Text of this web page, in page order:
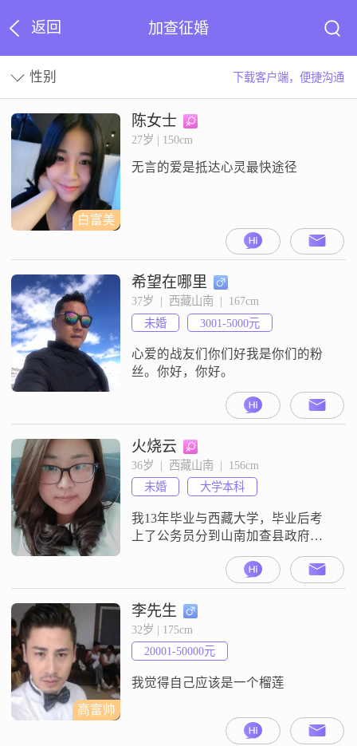
返回 加查征婚
性别 下载客户端，便捷沟通
白富美
陈女士
27岁 | 150cm
无言的爱是抵达心灵最快途径
希望在哪里
37岁  |  西藏山南  |  167cm
未婚
3001-5000元
心爱的战友们你们好我是你们的粉
丝。你好，你好。
火烧云
36岁  |  西藏山南  |  156cm
未婚
大学本科
我13年毕业与西藏大学，毕业后考
上了公务员分到山南加查县政府工
作，我弟弟大学毕业后在杭州作测
试工作，我妈妈也在杭州打工，我
弟弟到杭州买了房子。
高富帅
李先生
32岁 | 175cm
20001-50000元
我觉得自己应该是一个榴莲